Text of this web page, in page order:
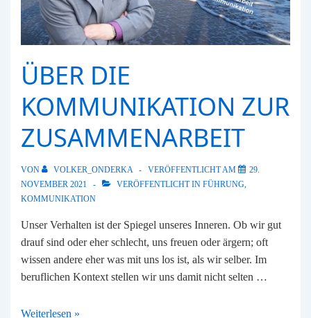
ÜBER DIE
KOMMUNIKATION ZUR
ZUSAMMENARBEIT
VON VOLKER_ONDERKA VERÖFFENTLICHT AM
29.
NOVEMBER 2021
VERÖFFENTLICHT IN FÜHRUNG
KOMMUNIKATION
Unser Verhalten ist der Spiegel unseres Inneren. Ob wir gut
drauf sind oder eher schlecht, uns freuen oder ärgern; oft
wissen andere eher was mit uns los ist, als wir selber. Im
beruflichen Kontext stellen wir uns damit nicht selten …
Über
Weiterlesen »